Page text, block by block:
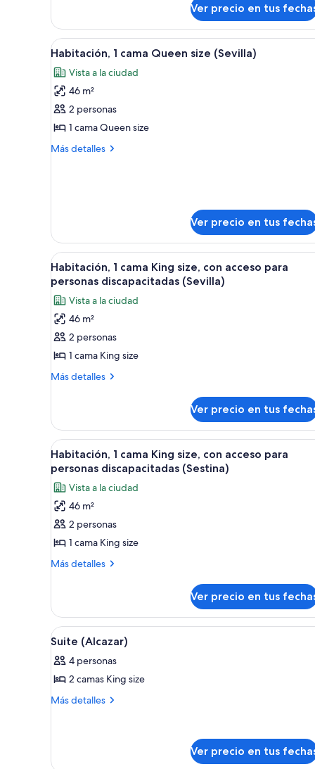
1
cama
Queen
(Sestina)
Ver precio en tus
Ver
todas
las
fotos
de
Habitación,
1
Una cama bien hecha con
4
Habitación, 1 cama Queen size (Sevilla)
Vista a la ciudad
46 m²
2 personas
1 cama Queen size
Más detalles
Más
size
(Sevilla)
Ver precio en tus
Ver
todas
las
fotos
de
Habitación,
1
cama
con
acceso
para
personas
discapacitadas
(Sevilla)
Una cama con una colcha
5
Habitación, 1 cama King size, con acceso para
personas discapacitadas (Sevilla)
Vista a la ciudad
46 m²
2 personas
1 cama King size
Más detalles
Más
1
cama
King
size,
con
acceso
para
personas
discapacitadas
(Sevilla)
Ver precio en tus
Ver
todas
las
fotos
de
Habitación,
1
cama
con
acceso
para
personas
discapacitadas
Habitación de hotel con
5
Habitación, 1 cama King size, con acceso para
personas discapacitadas (Sestina)
Vista a la ciudad
46 m²
2 personas
1 cama King size
Más detalles
Más
1
cama
King
con
acceso
personas
Ver precio en tus
Ver
todas
las
fotos
de
7
Suite (Alcazar)
4 personas
2 camas King size
Más detalles
Más
Ver precio en tus